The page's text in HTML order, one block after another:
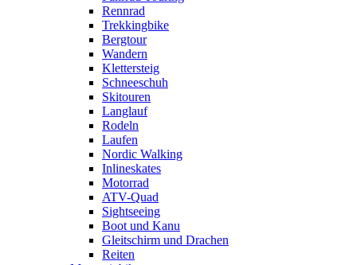
Rennrad
Trekkingbike
Bergtour
Wandern
Klettersteig
Schneeschuh
Skitouren
Langlauf
Rodeln
Laufen
Nordic Walking
Inlineskates
Motorrad
ATV-Quad
Sightseeing
Boot und Kanu
Gleitschirm und Drachen
Reiten